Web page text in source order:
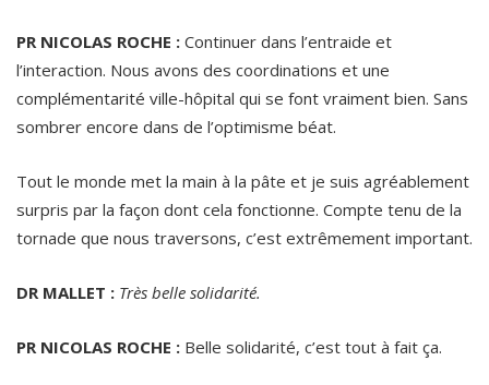
PR NICOLAS ROCHE : Continuer dans l’entraide et
l’interaction. Nous avons des coordinations et une
complémentarité ville-hôpital qui se font vraiment bien. Sans
sombrer encore dans de l’optimisme béat.
Tout le monde met la main à la pâte et je suis agréablement
surpris par la façon dont cela fonctionne. Compte tenu de la
tornade que nous traversons, c’est extrêmement important.
DR MALLET : Très belle solidarité.
PR NICOLAS ROCHE : Belle solidarité, c’est tout à fait ça.